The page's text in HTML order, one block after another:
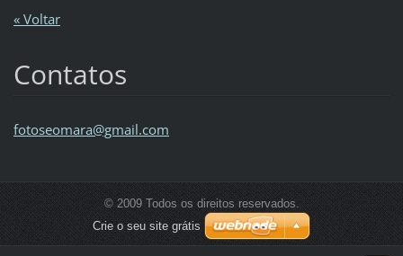
« Voltar
Contatos
fotoseomara@gmail.com
© 2009 Todos os direitos reservados.
Crie o seu site grátis